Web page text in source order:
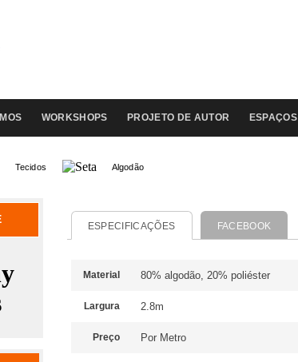
WORKSHOPS PROJETO DE AUTOR ESPAÇOS
Tecidos Algodão
ESPECIFICAÇÕES FACEBOOK
Material 80% algodão, 20% poliéster
Largura 2.8m
Preço Por Metro